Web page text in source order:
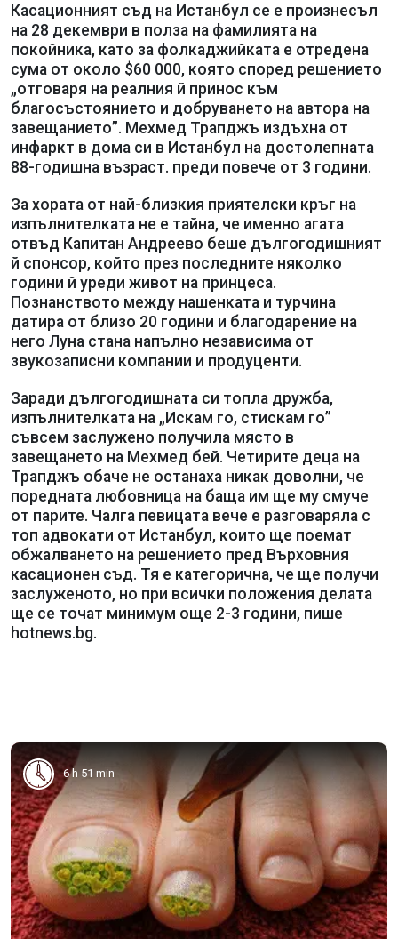
Касационният съд на Истанбул се е произнесъл
на 28 декември в полза на фамилията на
покойника, като за фолкаджийката е отредена
сума от около $60 000, която според решението
„отговаря на реалния й принос към
благосъстоянието и добруването на автора на
завещанието”. Мехмед Трапджъ издъхна от
инфаркт в дома си в Истанбул на достолепната
88-годишна възраст. преди повече от 3 години.
За хората от най-близкия приятелски кръг на
изпълнителката не е тайна, че именно агата
отвъд Капитан Андреево беше дългогодишният
й спонсор, който през последните няколко
години й уреди живот на принцеса.
Познанството между нашенката и турчина
датира от близо 20 години и благодарение на
него Луна стана напълно независима от
звукозаписни компании и продуценти.
Заради дългогодишната си топла дружба,
изпълнителката на „Искам го, стискам го”
съвсем заслужено получила място в
завещането на Мехмед бей. Четирите деца на
Трапджъ обаче не останаха никак доволни, че
поредната любовница на баща им ще му смуче
от парите. Чалга певицата вече е разговаряла с
топ адвокати от Истанбул, които ще поемат
обжалването на решението пред Върховния
касационен съд. Тя е категорична, че ще получи
заслуженото, но при всички положения делата
ще се точат минимум още 2-3 години, пише
hotnews.bg.
6 h 51 min